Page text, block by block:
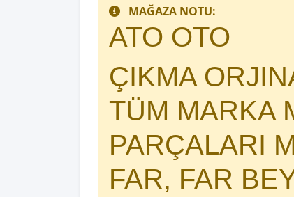
MAĞAZA NOTU:
ATO OTO
ÇIKMA
TÜM MARKA
PARÇALARI
FAR, FAR